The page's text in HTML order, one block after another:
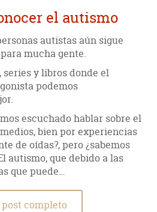
el autismo
autistas aún sigue
mucha gente.
series y libros donde el
podemos
escuchado hablar sobre el
bien por experiencias
de oídas?, pero ¿sabemos
autismo, que debido a las
que puede…
completo